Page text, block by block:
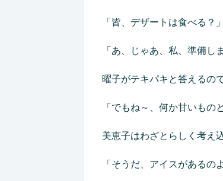
「皆、デザートは食べる？」
「あ、じゃあ、私、準備し
曜子がテキパキと答えるの
「でもね～、何か甘いも
美恵子はわざとらしく考え
「そうだ、アイスがあるの